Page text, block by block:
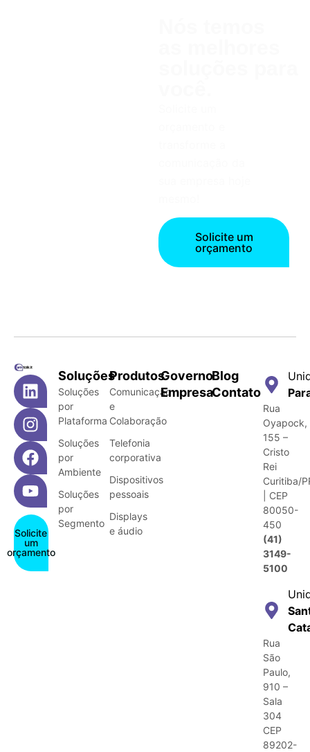
Solicite um
orçamento
Solicite
um
orçamento
Soluções
Soluções
por
Plataforma
Soluções
por
Ambiente
Soluções
por
Segmento
Produtos
Comunicação
e
Colaboração
Telefonia
corporativa
Dispositivos
pessoais
Displays
e áudio
Governo
Empresa
Blog
Contato
Rua
Oyapock,
155 –
Cristo
Rei
Curitiba/
| CEP
80050-
450
(41)
3149-
5100
Rua
São
Paulo,
910 –
Sala
304
CEP
89202-